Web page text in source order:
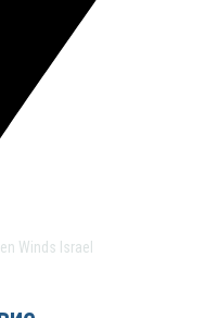
Winds Israel